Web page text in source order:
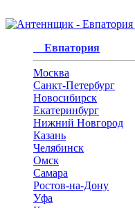
Евпатория
Москва
Санкт-Петербург
Новосибирск
Екатеринбург
Нижний Новгород
Казань
Челябинск
Омск
Самара
Ростов-на-Дону
Уфа